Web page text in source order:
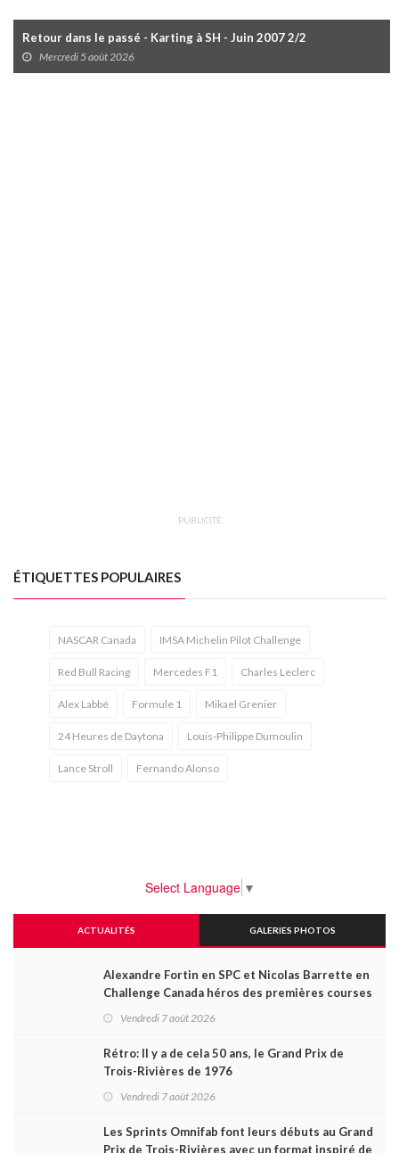
Retour dans le passé - Karting à SH - Juin 2007 2/2
Mercredi 5 août 2026
PUBLICITÉ
ÉTIQUETTES POPULAIRES
NASCAR Canada IMSA Michelin Pilot Challenge
Red Bull Racing Mercedes F1 Charles Leclerc
Alex Labbé Formule 1 Mikael Grenier
24 Heures de Daytona Louis-Philippe Dumoulin
Lance Stroll Fernando Alonso
Select Language ▼
ACTUALITÉS GALERIES PHOTOS
Alexandre Fortin en SPC et Nicolas Barrette en
Challenge Canada héros des premières courses
Vendredi 7 août 2026
Rétro: Il y a de cela 50 ans, le Grand Prix de
Trois-Rivières de 1976
Vendredi 7 août 2026
Les Sprints Omnifab font leurs débuts au Grand
Prix de Trois-Rivières avec un format inspiré de